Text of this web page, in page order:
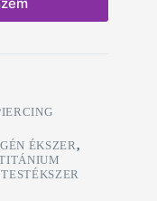
ÉKSZER,